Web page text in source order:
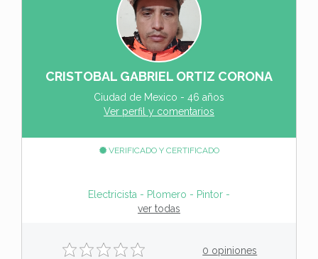
CRISTOBAL GABRIEL ORTIZ CORONA
Ciudad de Mexico - 46 años
Ver perfil y comentarios
VERIFICADO Y CERTIFICADO
Electricista - Plomero - Pintor - Arreglos
ver todas
0 opiniones